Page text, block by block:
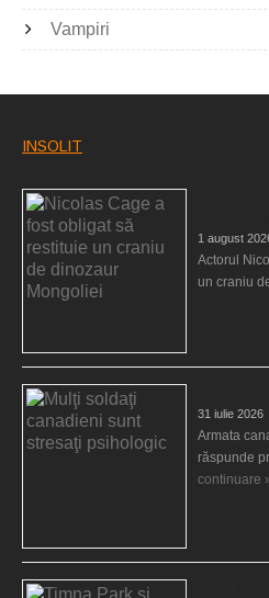
Vampiri
INSOLIT
1 august
Actorul
un craniu
31 iulie 2026
Armata
răspunde
continuare